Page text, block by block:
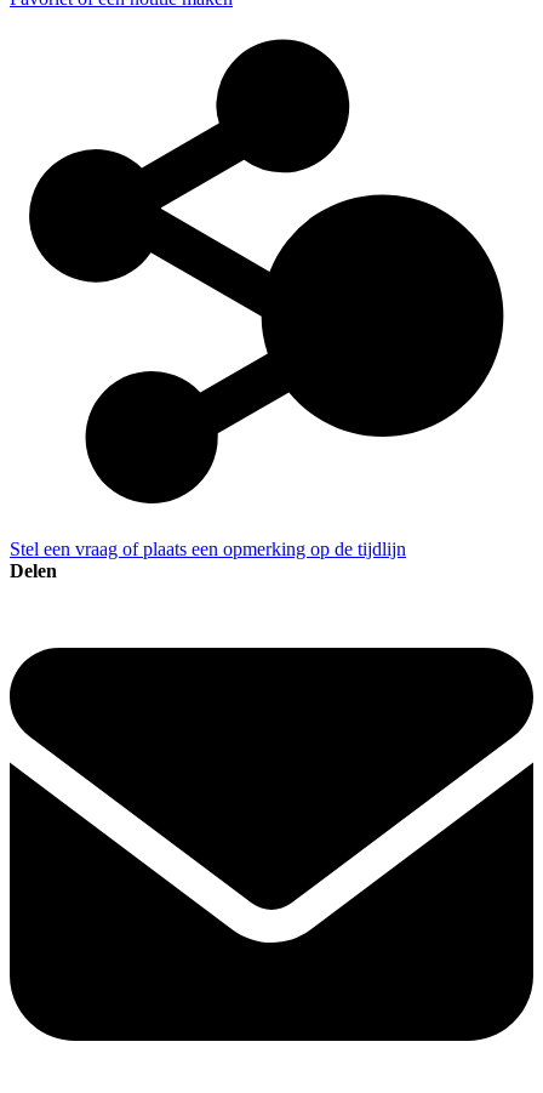
Stel een vraag of plaats een opmerking op de tijdlijn
Delen